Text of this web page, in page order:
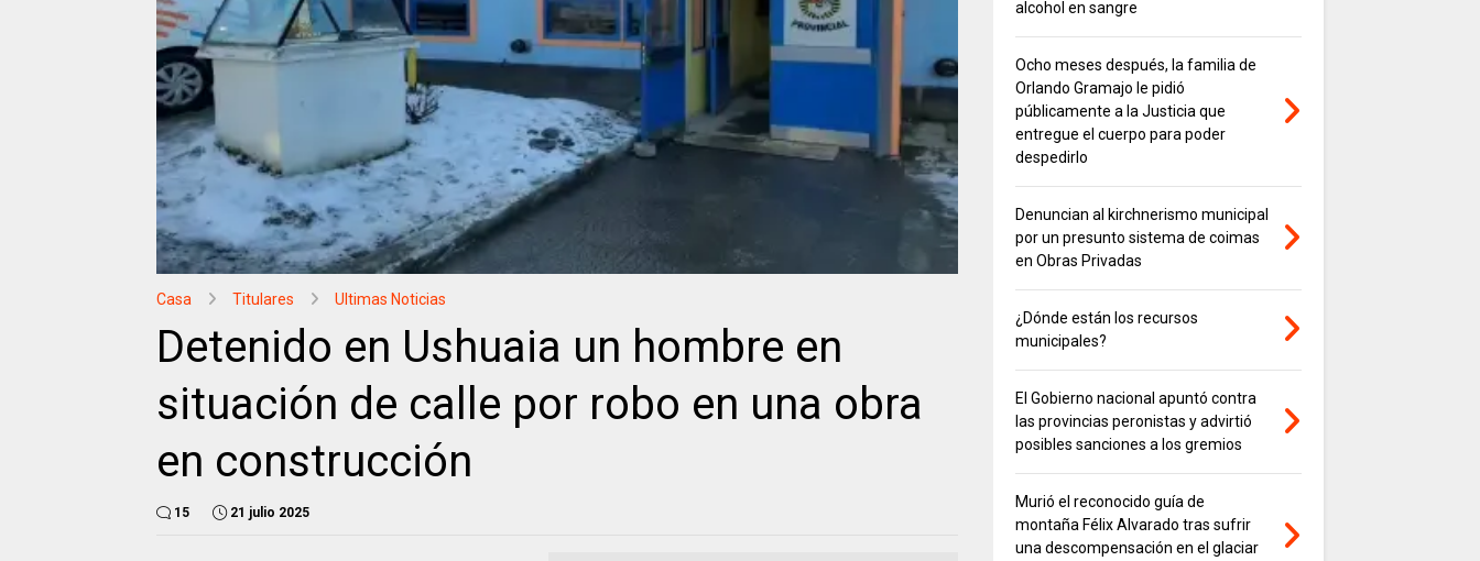
Casa Titulares Ultimas Noticias
Detenido en Ushuaia un hombre en
situación de calle por robo en una obra
en construcción
15 21 julio 2025
alcohol en sangre
Ocho meses después, la familia de
Orlando Gramajo le pidió
públicamente a la Justicia que
entregue el cuerpo para poder
despedirlo
Denuncian al kirchnerismo municipal
por un presunto sistema de coimas
en Obras Privadas
¿Dónde están los recursos
municipales?
El Gobierno nacional apuntó contra
las provincias peronistas y advirtió
posibles sanciones a los gremios
Murió el reconocido guía de
montaña Félix Alvarado tras sufrir
una descompensación en el glaciar